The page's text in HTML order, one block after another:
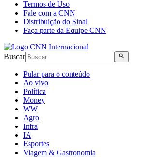
Termos de Uso
Fale com a CNN
Distribuição do Sinal
Faça parte da Equipe CNN
Buscar
Pular para o conteúdo
Ao vivo
Política
Money
WW
Agro
Infra
IA
Esportes
Viagem & Gastronomia